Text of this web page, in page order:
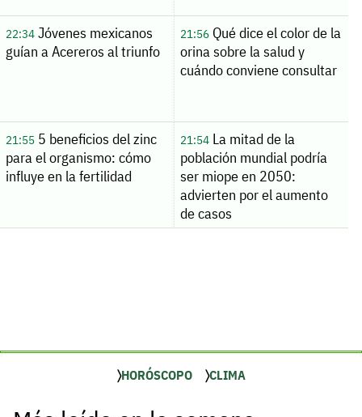
22:34Jóvenes mexicanos
guían a Acereros al triunfo
21:56Qué dice el color de la
orina sobre la salud y
cuándo conviene consultar
21:555 beneficios del zinc
para el organismo: cómo
influye en la fertilidad
21:54La mitad de la
población mundial podría
ser miope en 2050:
advierten por el aumento
de casos
HORÓSCOPO CLIMA